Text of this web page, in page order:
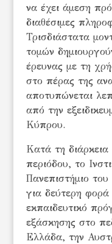
να έχει άμεση
διαθέσιμες
Τρισδιάστατα
τομών
έρευνας με τη
στο πέρας της
αποτυπώνεται
από την
Κύπρου.
Κατά τη διάρκεια
περιόδου, το
Πανεπιστήμιο
για δεύτερη
εκπαιδευτικό
εξάσκησης στο
Ελλάδα, την